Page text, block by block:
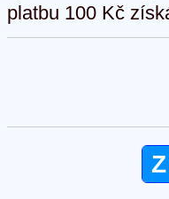
platbu 100 Kč